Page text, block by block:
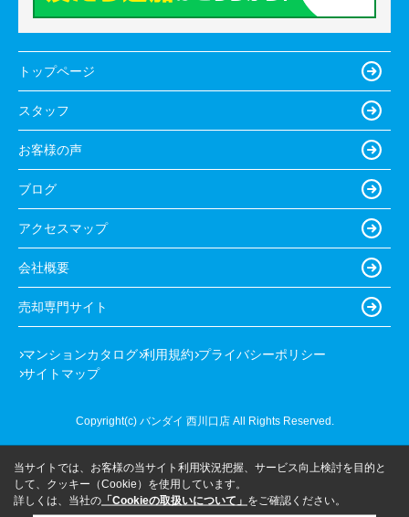
トップページ
スタッフ
お客様の声
ブログ
アクセスマップ
会社概要
売却専門サイト
マンションカタログ 利用規約 プライバシーポリシー
サイトマップ
Copyright(c) バンダイ 西川口店 All Rights Reserved.
当サイトでは、お客様の当サイト利用状況把握、サービス向上検討を目的と
して、クッキー（Cookie）を使用しています。
詳しくは、当社の 「Cookieの取扱いについて」 をご確認ください。